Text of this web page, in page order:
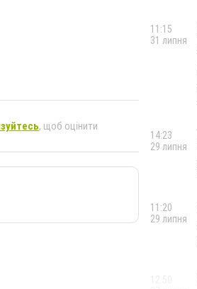
, щоб оцінити
11:15
31 липня
14:23
29 липня
11:20
29 липня